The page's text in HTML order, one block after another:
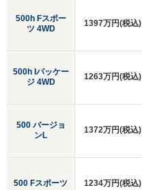
500h Fスポー
ツ 4WD
500h Iパッケー
ジ 4WD
500 バージョ
ンL
500 Fスポーツ
1397万円(税込)
1263万円(税込)
1372万円(税込)
1234万円(税込)